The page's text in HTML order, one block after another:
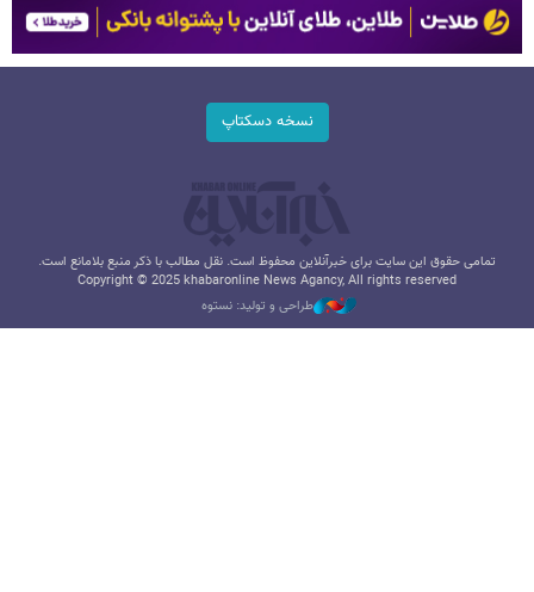
نسخه دسکتاپ
تمامی حقوق این سایت برای خبرآنلاین محفوظ است. نقل مطالب با ذکر منبع بلامانع است.
Copyright © 2025 khabaronline News Agancy, All rights reserved
طراحی و تولید: نستوه